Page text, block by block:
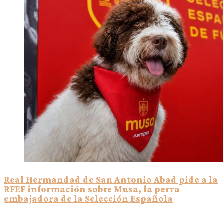
Real Hermandad de San Antonio Abad pide a la
RFEF información sobre Musa, la perra
embajadora de la Selección Española